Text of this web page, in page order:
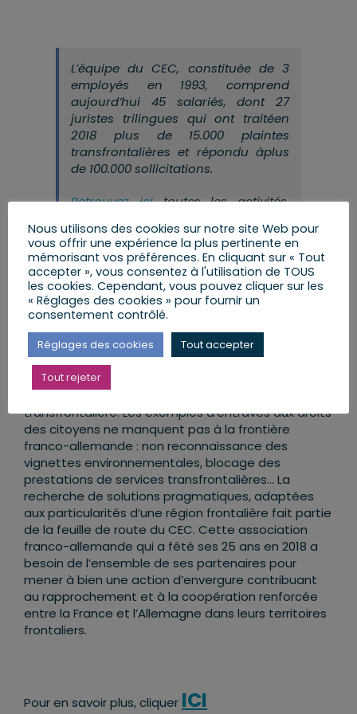
L’équipe du CEC, constituée de 3
employés en 1993, comprend
aujourd’hui 45 salariés, dont 27
juristes trilingues qui ont traitéen
2018 plus de 15.000 plaintes
transfrontalières et réponduàplus
de 100.000 sollicitations.
Retrouvez ici
toutesles activités,
CEC et de l’ensemble de ses
services français et allemands dans
sonrapport annuel 2018.
Valoriser le territoire transfrontalier grâce à des projets
et actions visibles dans le quotidien des citoyens
consommateurs
Nous consacrons nos travaux aux obstacles que
rencontrent les citoyens français et allemands et à
accompagner leur mobilité dans cette zone pilote
transfrontalière. Les exemples d’entraves aux droits
des citoyens ne manquent pas à la frontière
franco-allemande : non reconnaissance des
vignettes environnementales, blocage des
prestations de services transfrontalières… La
recherche de solutions pragmatiques, adaptées
aux particularités d’une région frontalière fait partie
de la feuille de route du CEC. Cette association
franco-allemande qui a fêté ses 25 ans en 2018 a
besoin de l’ensemble de ses partenaires pour
mener à bien une action d’envergure contribuant
au rapprochement et à la coopération renforcée
entre la France et l’Allemagne dans leurs territoires
frontaliers.
Pour en savoir plus, cliquer ICI
Nous utilisons des cookies sur notre site Web pour
vous offrir une expérience la plus pertinente en
mémorisant vos préférences. En cliquant sur « Tout
accepter », vous consentez à l'utilisation de TOUS
les cookies. Cependant, vous pouvez cliquer sur les
« Réglages des cookies » pour fournir un
consentement contrôlé.
Réglages des cookies Tout accepter
Tout rejeter